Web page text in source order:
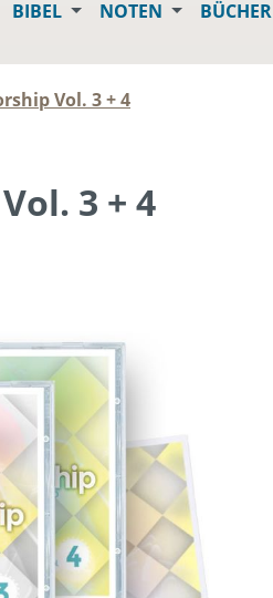
BIBEL NOTEN BÜCHER
Vol. 3 + 4
3 + 4